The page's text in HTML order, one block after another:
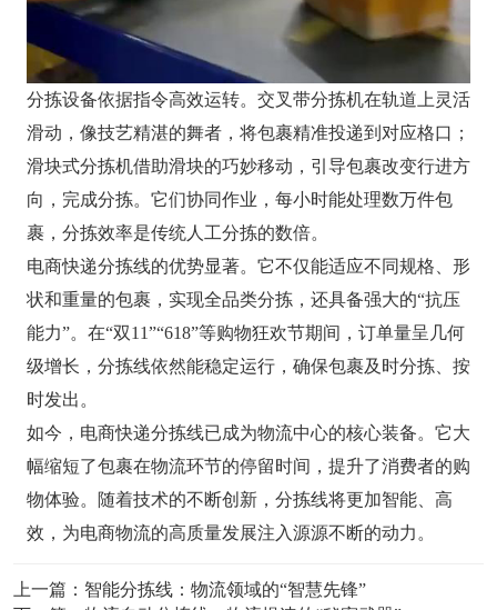
分拣设备依据指令高效运转。交叉带分拣机在轨道上灵活
滑动，像技艺精湛的舞者，将包裹精准投递到对应格口；
滑块式分拣机借助滑块的巧妙移动，引导包裹改变行进方
向，完成分拣。它们协同作业，每小时能处理数万件包
裹，分拣效率是传统人工分拣的数倍。
电商快递分拣线的优势显著。它不仅能适应不同规格、形
状和重量的包裹，实现全品类分拣，还具备强大的“抗压
能力”。在“双11”“618”等购物狂欢节期间，订单量呈几何
级增长，分拣线依然能稳定运行，确保包裹及时分拣、按
时发出。
如今，电商快递分拣线已成为物流中心的核心装备。它大
幅缩短了包裹在物流环节的停留时间，提升了消费者的购
物体验。随着技术的不断创新，分拣线将更加智能、高
效，为电商物流的高质量发展注入源源不断的动力。
上一篇： 智能分拣线：物流领域的“智慧先锋”